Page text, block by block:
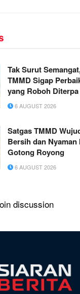
Tak Surut
TMMD Sigap
yang Roboh
6 AUGUST 2026
Satgas TMMD
Bersih dan Nyaman
Gotong Royong
6 AUGUST 2026
discussion